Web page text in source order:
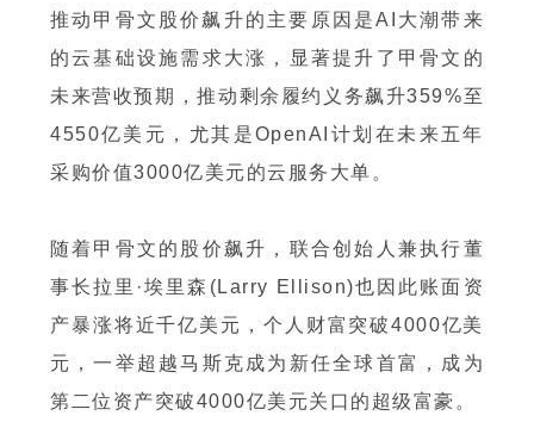
推动甲骨文股价飙升的主要原因是AI大潮带来
的云基础设施需求大涨，显著提升了甲骨文的
未来营收预期，推动剩余履约义务飙升359%至
4550亿美元，尤其是OpenAI计划在未来五年
采购价值3000亿美元的云服务大单。
随着甲骨文的股价飙升，联合创始人兼执行董
事长拉里·埃里森(Larry Ellison)也因此账面资
产暴涨将近千亿美元，个人财富突破4000亿美
元，一举超越马斯克成为新任全球首富，成为
第二位资产突破4000亿美元关口的超级富豪。